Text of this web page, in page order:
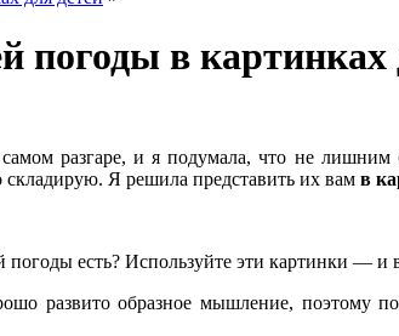
погоды в картинках
разгаре, и я подумала, что не
Я решила представить их вам в
погоды есть? Используйте эти картинки —
развито образное мышление, поэтому